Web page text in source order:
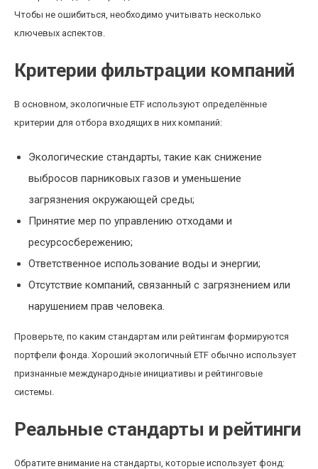
Чтобы не ошибиться, необходимо учитывать несколько
ключевых аспектов.
Критерии фильтрации компаний
В основном, экологичные ETF используют определённые
критерии для отбора входящих в них компаний:
Экологические стандарты, такие как снижение
выбросов парниковых газов и уменьшение
загрязнения окружающей среды;
Принятие мер по управлению отходами и
ресурсосбережению;
Ответственное использование воды и энергии;
Отсутствие компаний, связанный с загрязнением или
нарушением прав человека.
Проверьте, по каким стандартам или рейтингам формируются
портфели фонда. Хороший экологичный ETF обычно использует
признанные международные инициативы и рейтинговые
системы.
Реальные стандарты и рейтинги
Обратите внимание на стандарты, которые использует фонд: